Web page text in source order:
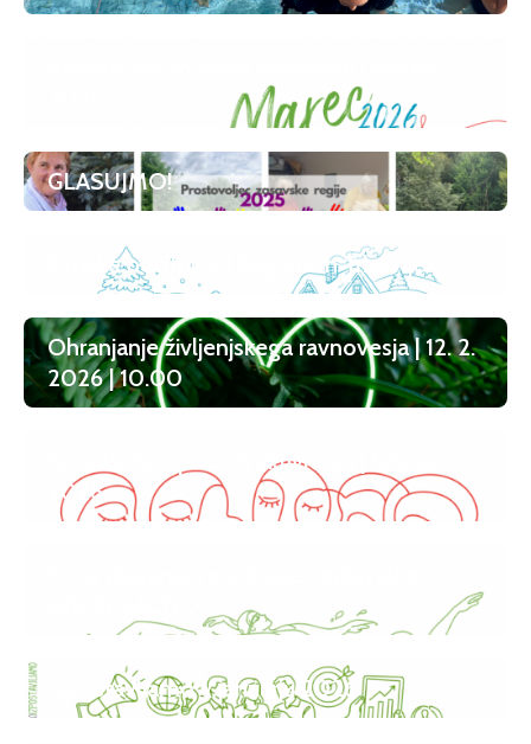
GLASUJMO!
Zimske počitnice | Zagorje in Trbovlje
Ohranjanje življenjskega ravnovesja | 12. 2.
2026 | 10.00
Koledar brezplačnih aktivnosti | februar
2026
Izpostavljamo v januarju 2026